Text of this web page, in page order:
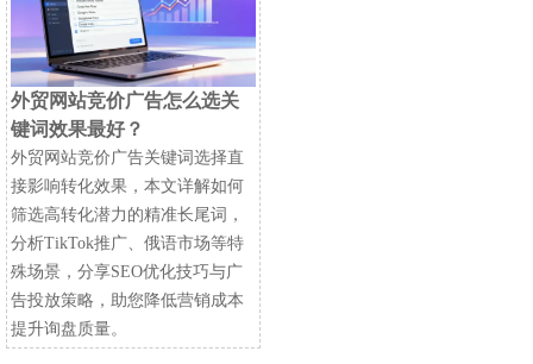
外贸网站竞价广告怎么选关
键词效果最好？
外贸网站竞价广告关键词选择直
接影响转化效果，本文详解如何
筛选高转化潜力的精准长尾词，
分析TikTok推广、俄语市场等特
殊场景，分享SEO优化技巧与广
告投放策略，助您降低营销成本
提升询盘质量。